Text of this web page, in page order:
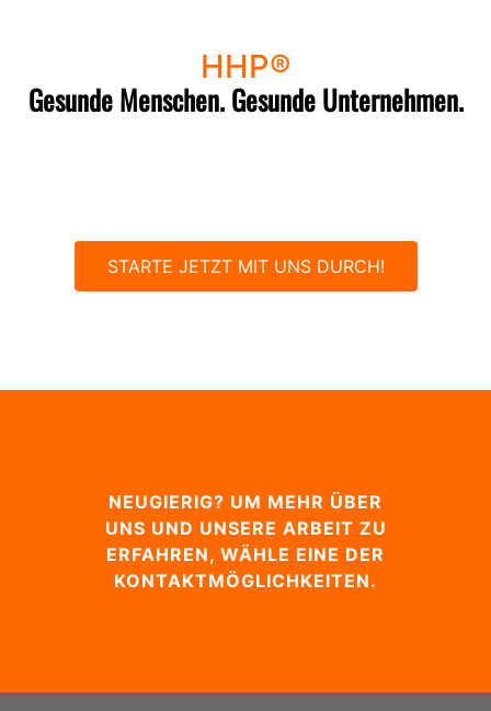
HHP®
Gesunde Menschen. Gesunde Unternehmen.
STARTE JETZT MIT UNS DURCH!
NEUGIERIG? UM MEHR ÜBER
UNS UND UNSERE ARBEIT ZU
ERFAHREN, WÄHLE EINE DER
KONTAKTMÖGLICHKEITEN.